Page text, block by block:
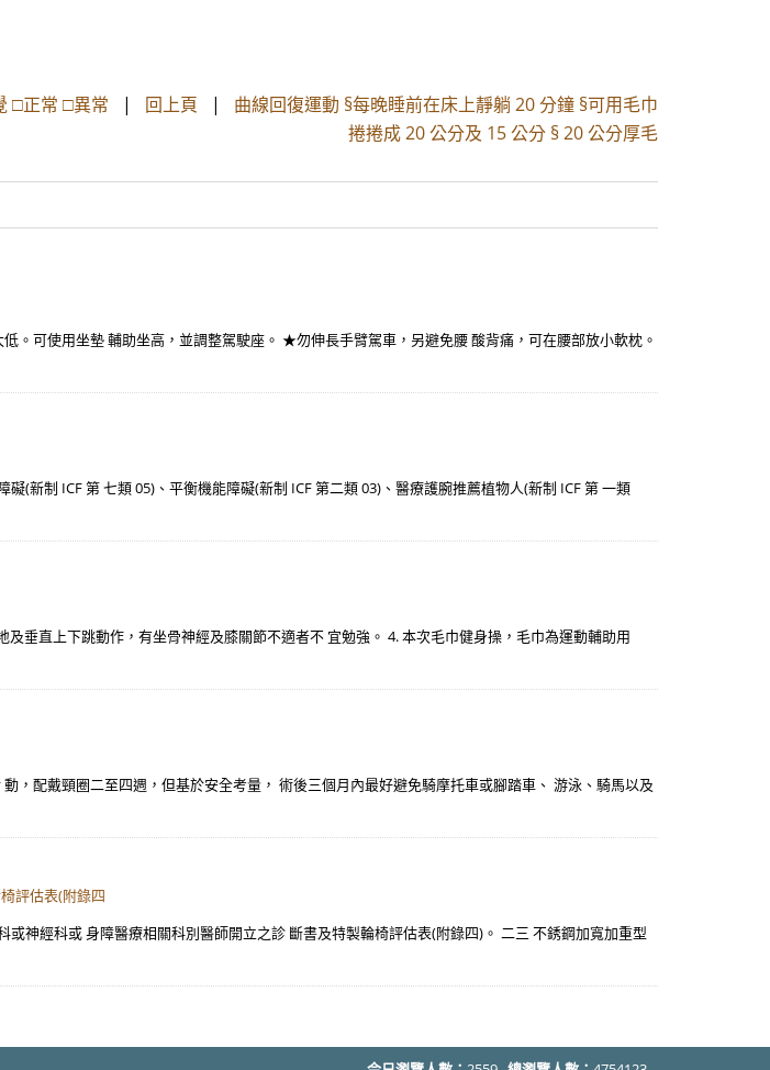
□正常 □異常 | 回上頁 | 曲線回復運動 §每晚睡前在床上靜躺 20 分鐘 §可用毛巾
捲捲成 20 公分及 15 公分 § 20 公分厚毛
可使用坐墊 輔助坐高，並調整駕駛座。 ★勿伸長手臂駕車，另避免腰 酸背痛，可在腰部放小軟枕。
(新制 ICF 第 七類 05)、平衡機能障礙(新制 ICF 第二類 03)、醫療護腕推薦植物人(新制 ICF 第 一類
垂直上下跳動作，有坐骨神經及膝關節不適者不 宜勉強。 4. 本次毛巾健身操，毛巾為運動輔助用
，配戴頸圈二至四週，但基於安全考量， 術後三個月內最好避免騎摩托車或腳踏車、 游泳、騎馬以及
評估表(附錄四
神經科或 身障醫療相關科別醫師開立之診 斷書及特製輪椅評估表(附錄四)。 二三 不銹鋼加寬加重型